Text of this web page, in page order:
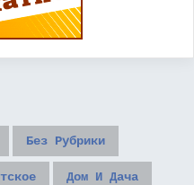
Без Рубрики
Дом И Дача